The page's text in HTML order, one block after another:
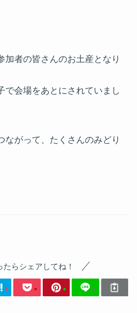
加者の皆さんのお土産となり
で会場をあとにされていまし
ながって、たくさんのみどり
たらシェアしてね！